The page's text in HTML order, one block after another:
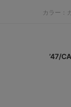
カラー：
’47/